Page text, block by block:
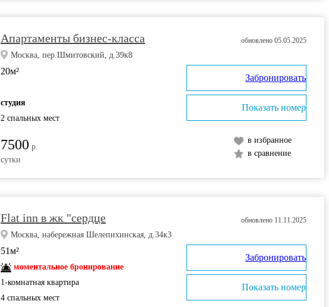
Апартаменты бизнес-класса
Москва, пер.Шмитовский, д.39к8
20м²
студия
2 спальных мест
7500 р.
сутки
обновлено 05.05.2025
в избранное
в сравнение
Забронировать
Показать номер
Flat inn в жк "сердце
Москва, набережная Шелепихинская, д.34к3
51м²
моментальное бронирование
1-комнатная квартира
4 спальных мест
обновлено 11.11.2025
Забронировать
Показать номер